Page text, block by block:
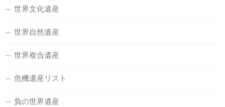
世界文化遺産
世界自然遺産
世界複合遺産
危機遺産リスト
負の世界遺産